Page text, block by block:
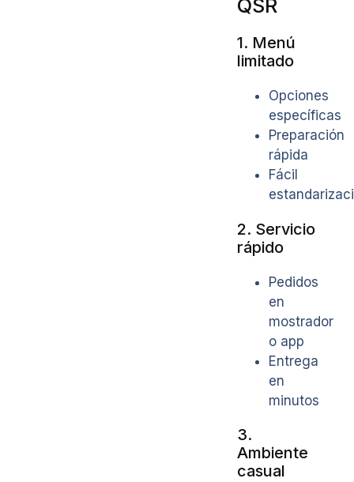
QSR
1. Menú
limitado
Opciones
específicas
Preparación
rápida
Fácil
2. Servicio
rápido
Pedidos
en
mostrador
o app
Entrega
en
minutos
3.
Ambiente
casual